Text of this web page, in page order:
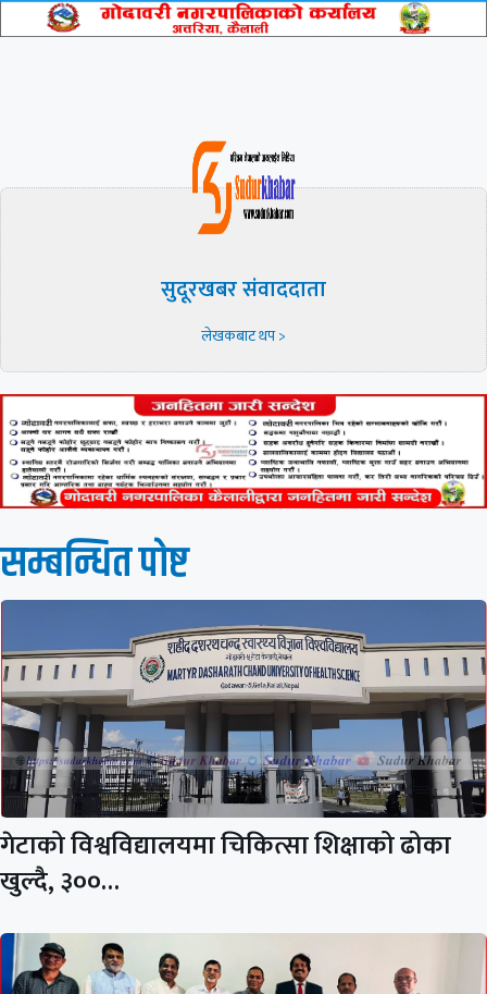
सुदूरखबर संवाददाता
लेखकबाट थप >
सम्बन्धित पाेष्ट
गेटाको विश्वविद्यालयमा चिकित्सा शिक्षाको ढोका
खुल्दै, ३००…